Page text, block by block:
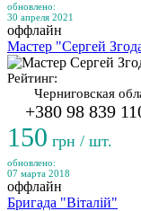
обновлено:
30 апреля 2021
оффлайн
Мастер "Сергей
Рейтинг:
Черниговская
+380 98 839
150 грн / шт.
обновлено:
07 марта 2018
оффлайн
Бригада "Віталій"